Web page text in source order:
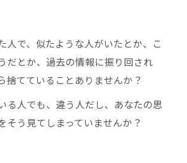
人で、似たような人がいたとか、こ
だとか、過去の情報に振り回され
捨てていることありませんか？
る人でも、違う人だし、あなたの思
そう見てしまっていませんか？